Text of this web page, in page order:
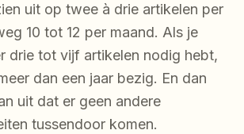
uit op twee à drie artikelen per
10 tot 12 per maand. Als je
drie tot vijf artikelen nodig hebt,
dan een jaar bezig. En dan
uit dat er geen andere
tussendoor komen.